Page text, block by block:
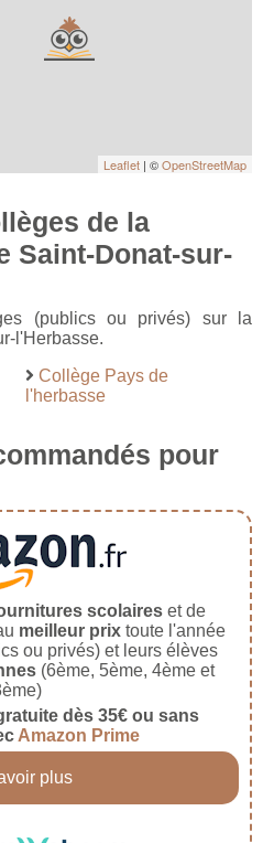
Leaflet | ©OpenStreetMap
de la
Saint-Donat-sur-
(publics ou privés) sur la
l'Herbasse.
Collège Pays de
l'herbasse
pour
scolaireset de
meilleur prixtoute l'année
ou privés) et leurs élèves
(6ème, 5ème, 4ème et
dès 35€ ou sans
Amazon Prime
plus